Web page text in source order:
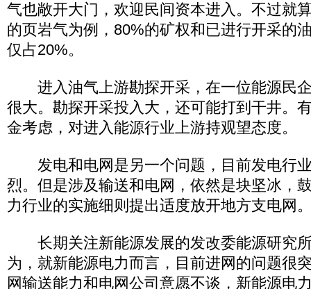
气也敞开大门，欢迎民间资本进入。不过就
的页岩气为例，80%的矿权和已进行开采的
仅占20%。
进入油气上游勘探开采，在一位能源民
很大。勘探开采投入大，还可能打到干井。
金考虑，对进入能源行业上游持观望态度。
发电和电网是另一个问题，目前发电行
烈。但是涉及输送和电网，依然是块坚冰，
力行业的实施细则提出适度放开地方支电网
长期关注新能源发展的发改委能源研究
为，就新能源电力而言，目前进网的问题很
网输送能力和电网公司意愿不谈，新能源电